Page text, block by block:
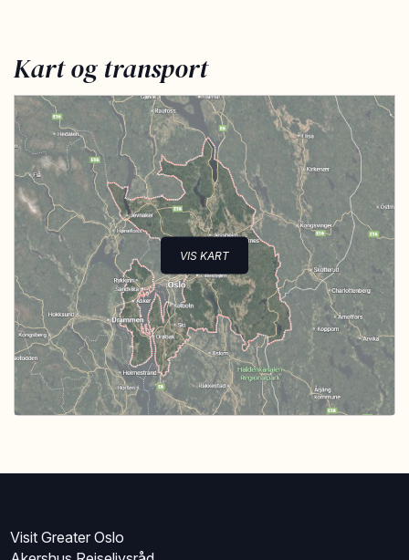
Kart og transport
VIS KART
Visit Greater Oslo